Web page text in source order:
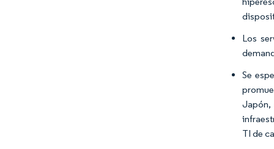
Los
Se
TI de